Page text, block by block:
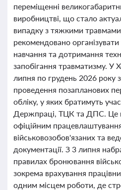
переміщенні
виробництві, що стало
випадку з тяжкими
рекомендовано
навчання та дотримання
запобігання травматизму. У
липня по грудень 2026 року
проведення позапланових
обліку, у яких братимуть
Держпраці, ТЦК та ДПС. Це
офіційним
військовозобов'язаних та
документації. З 3 липня
правилах бронювання
зокрема врахування
одним місцем роботи, де